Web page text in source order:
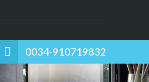
0034-910719832